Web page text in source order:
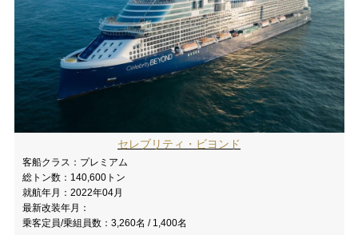
セレブリティ・ビヨンド
客船クラス： プレミアム
総トン数： 140,600トン
就航年月： 2022年04月
最新改装年月：
乗客定員/乗組員数： 3,260名 / 1,400名